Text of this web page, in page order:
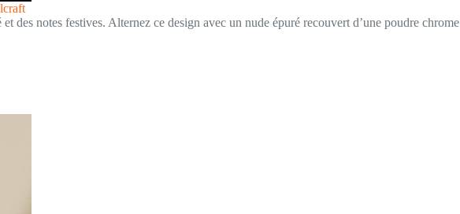
des notes festives. Alternez ce design avec un nude épuré recouvert d’une poudre chrome